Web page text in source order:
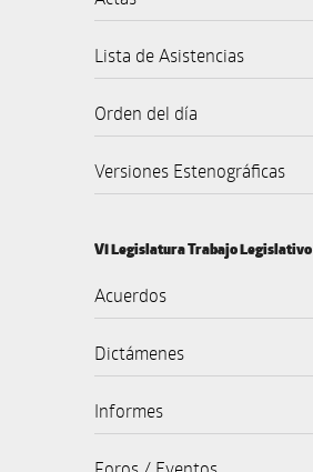
Lista de Asistencias
Orden del día
Versiones Estenográficas
VI Legislatura Trabajo Legislativo
Acuerdos
Dictámenes
Informes